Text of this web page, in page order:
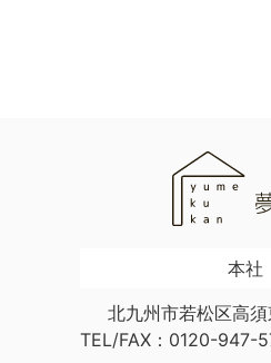
本社
北九州市若松区高
TEL/FAX：0120-947-